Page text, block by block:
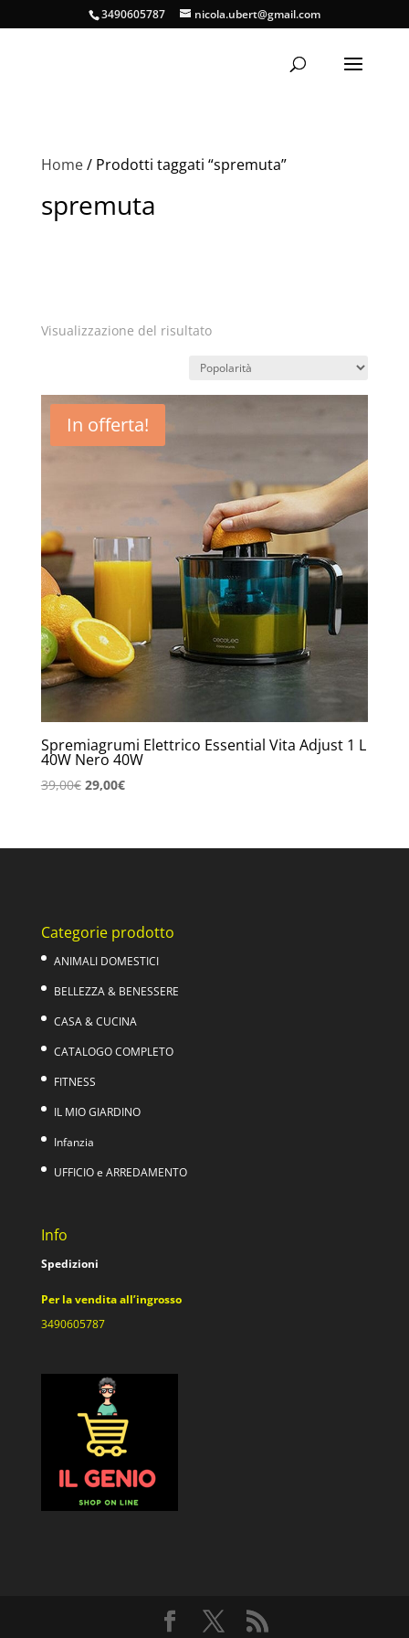
3490605787 nicola.ubert@gmail.com
Home/ Prodotti taggati “spremuta”
spremuta
Visualizzazione del risultato
In offerta!
Spremiagrumi Elettrico Essential Vita Adjust 1 L
40W Nero 40W
39,00€ Il
era:
29,00€Il
è:
Categorie prodotto
ANIMALI DOMESTICI
BELLEZZA & BENESSERE
CASA & CUCINA
CATALOGO COMPLETO
FITNESS
IL MIO GIARDINO
Infanzia
UFFICIO e ARREDAMENTO
Info
Spedizioni
Per la vendita all’ingrosso
3490605787